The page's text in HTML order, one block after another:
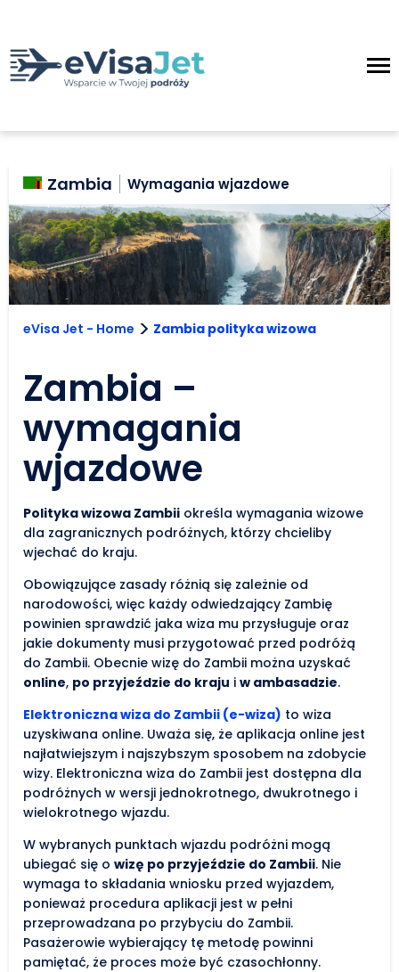
Zambia Wymagania wjazdowe
eVisa Jet - Home > Zambia polityka wizowa
Zambia –
wymagania
wjazdowe
Polityka wizowa Zambii określa wymagania wizowe
dla zagranicznych podróżnych, którzy chcieliby
wjechać do kraju.
Obowiązujące zasady różnią się zależnie od
narodowości, więc każdy odwiedzający Zambię
powinien sprawdzić jaka wiza mu przysługuje oraz
jakie dokumenty musi przygotować przed podróżą
do Zambii. Obecnie wizę do Zambii można uzyskać
online, po przyjeździe do kraju i w ambasadzie.
Elektroniczna wiza do Zambii (e-wiza) to wiza
uzyskiwana online. Uważa się, że aplikacja online jest
najłatwiejszym i najszybszym sposobem na zdobycie
wizy. Elektroniczna wiza do Zambii jest dostępna dla
podróżnych w wersji jednokrotnego, dwukrotnego i
wielokrotnego wjazdu.
W wybranych punktach wjazdu podróżni mogą
ubiegać się o wizę po przyjeździe do Zambii. Nie
wymaga to składania wniosku przed wyjazdem,
ponieważ procedura aplikacji jest w pełni
przeprowadzana po przybyciu do Zambii.
Pasażerowie wybierający tę metodę powinni
pamiętać, że proces może być czasochłonny.